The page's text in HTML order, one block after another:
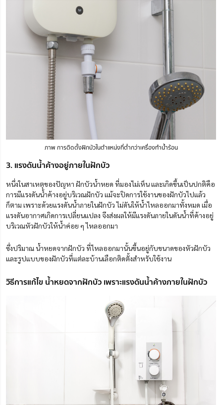
ภาพ การติดตั้งฝักบัวในตำแหน่งที่ต่ำกว่าเครื่องทำน้ำร้อน
3. แรงดันน้ำค้างอยู่ภายในฝักบัว
หนึ่งในสาเหตุของปัญหา ฝักบัวน้ำหยด ที่มองไม่เห็น และเกิดขึ้นเป็นปกติคือ
การมีแรงดันน้ำค้างอยู่บริเวณฝักบัว แม้จะปิดการใช้งานของฝักบัวไปแล้ว
ก็ตาม เพราะด้วยแรงดันน้ำภายในฝักบัว ไม่ดันให้น้ำไหลออกมาทั้งหมด เมื่อ
แรงดันอากาศเกิดการเปลี่ยนแปลง จึงส่งผลให้มีแรงดันภายในดันน้ำที่ค้างอยู่
บริเวณหัวฝักบัวให้น้ำค่อย ๆ ไหลออกมา
ซึ่งปริมาณ น้ำหยดจากฝักบัว ที่ไหลออกมานั้นขึ้นอยู่กับขนาดของหัวฝักบัว
และรูปแบบของฝักบัวที่แต่ละบ้านเลือกติดตั้งสำหรับใช้งาน
วิธีการแก้ไข น้ำหยดจากฝักบัว เพราะแรงดันน้ำค้างภายในฝักบัว